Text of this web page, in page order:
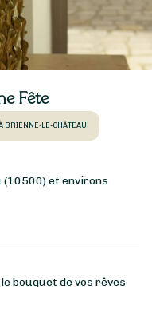
Fête
BRIENNE-LE-CHÂTEAU
et environs
bouquet de vos rêves